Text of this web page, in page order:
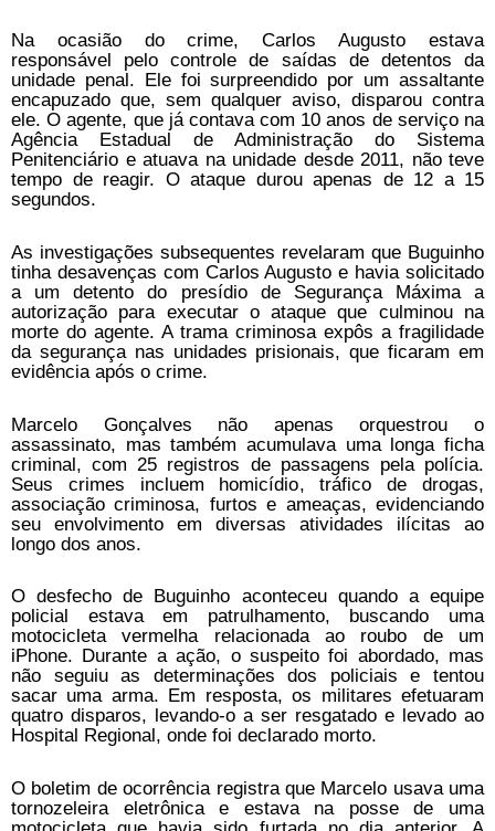
Na ocasião do crime, Carlos Augusto estava
responsável pelo controle de saídas de detentos da
unidade penal. Ele foi surpreendido por um assaltante
encapuzado que, sem qualquer aviso, disparou contra
ele. O agente, que já contava com 10 anos de serviço na
Agência Estadual de Administração do Sistema
Penitenciário e atuava na unidade desde 2011, não teve
tempo de reagir. O ataque durou apenas de 12 a 15
segundos.
As investigações subsequentes revelaram que Buguinho
tinha desavenças com Carlos Augusto e havia solicitado
a um detento do presídio de Segurança Máxima a
autorização para executar o ataque que culminou na
morte do agente. A trama criminosa expôs a fragilidade
da segurança nas unidades prisionais, que ficaram em
evidência após o crime.
Marcelo Gonçalves não apenas orquestrou o
assassinato, mas também acumulava uma longa ficha
criminal, com 25 registros de passagens pela polícia.
Seus crimes incluem homicídio, tráfico de drogas,
associação criminosa, furtos e ameaças, evidenciando
seu envolvimento em diversas atividades ilícitas ao
longo dos anos.
O desfecho de Buguinho aconteceu quando a equipe
policial estava em patrulhamento, buscando uma
motocicleta vermelha relacionada ao roubo de um
iPhone. Durante a ação, o suspeito foi abordado, mas
não seguiu as determinações dos policiais e tentou
sacar uma arma. Em resposta, os militares efetuaram
quatro disparos, levando-o a ser resgatado e levado ao
Hospital Regional, onde foi declarado morto.
O boletim de ocorrência registra que Marcelo usava uma
tornozeleira eletrônica e estava na posse de uma